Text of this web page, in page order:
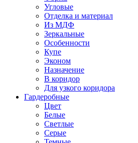
Угловые
Отделка и материал
Из МДФ
Зеркальные
Особенности
Купе
Эконом
Назначение
В коридор
Для узкого коридора
Гардеробные
Цвет
Белые
Светлые
Серые